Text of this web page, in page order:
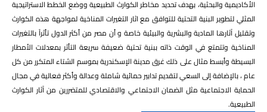
الأكاديمية والبحثية، بهدف تحديد مخاطر الكوارث الطبيعية ووضع الخطط الاستراتيجية
المثلي لتطوير البنية التحتية للتوافق مع اثار التغيرات المناخية لمواجهة هذه الكوارث
وتقليل آثارها المادية والبشرية والبيئية خاصة و أن مصر من أكثر الدول تأثراً بالتغيرات
المناخية وتتمتع في الوقت ذاته ببنية تحتية ضعيفة سريعة التأثر بمعدلات الأمطار
البسيطة وأبسط مثال على ذلك غرق مدينة الإسكندرية بموسم الشتاء المتكرر من كل
عام ، بالإضافة إلى السعي لتقديم تدابير حمائية شاملة وعدالة وأكثر فعالية في مجال
الحماية الاجتماعية مثل الضمان الاجتماعي والاقتصادي للمتضررين من آثار الكوارث
الطبيعية.